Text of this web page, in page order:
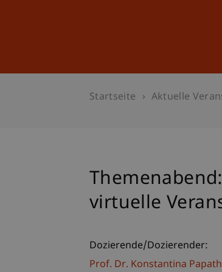
Startseite Aktuelle
virtuelle
Dozierende/Dozierender:
Prof. Dr. Konstantina